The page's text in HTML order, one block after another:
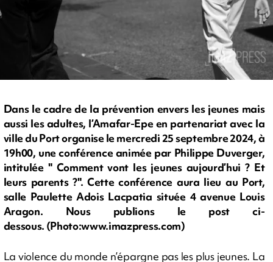
Dans le cadre de la prévention envers les jeunes mais
aussi les adultes, l’Amafar-Epe en partenariat avec la
ville du Port organise le mercredi 25 septembre 2024, à
19h00, une conférence animée par Philippe Duverger,
intitulée " Comment vont les jeunes aujourd’hui ? Et
leurs parents ?". Cette conférence aura lieu au Port,
salle Paulette Adois Lacpatia située 4 avenue Louis
Aragon. Nous publions le post ci-
dessous. (Photo:www.imazpress.com)
La violence du monde n’épargne pas les plus jeunes. La